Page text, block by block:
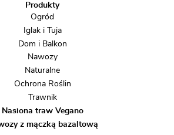
Produkty
Ogród
Iglak i Tuja
Dom i Balkon
Nawozy
Naturalne
Ochrona Roślin
Trawnik
Nasiona traw Vegano
z mączką bazaltową